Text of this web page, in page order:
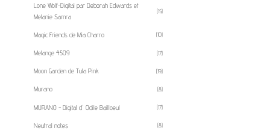
Lone Wolf-Digital par Deborah Edwards et
Melanie Samra
(15)
Magic Friends de Mia Charro (10)
Melange 4509 (17)
Moon Garden de Tula Pink (19)
Murano (8)
MURANO - Digital d' Odile Bailloeul (17)
Neutral notes (8)